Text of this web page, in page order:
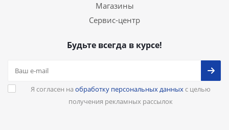
Магазины
Сервис-центр
Будьте всегда в курсе!
Я согласен на обработку персональных данныхс целью
получения рекламных рассылок